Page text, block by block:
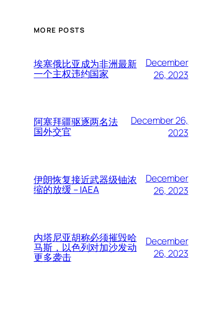
MORE POSTS
埃塞俄比亚成为非洲最新
一个主权违约国家
December
26, 2023
阿塞拜疆驱逐两名法
国外交官
December 26,
2023
伊朗恢复接近武器级铀浓
缩的放缓 – IAEA
December
26, 2023
内塔尼亚胡称必须摧毁哈
马斯，以色列对加沙发动
更多袭击
December
26, 2023